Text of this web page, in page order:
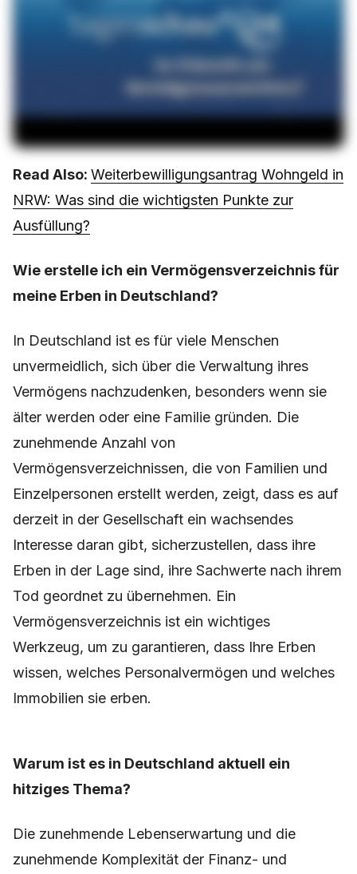
Read Also: Weiterbewilligungsantrag Wohngeld in
NRW: Was sind die wichtigsten Punkte zur
Ausfüllung?
Wie erstelle ich ein Vermögensverzeichnis für
meine Erben in Deutschland?
In Deutschland ist es für viele Menschen
unvermeidlich, sich über die Verwaltung ihres
Vermögens nachzudenken, besonders wenn sie
älter werden oder eine Familie gründen. Die
zunehmende Anzahl von
Vermögensverzeichnissen, die von Familien und
Einzelpersonen erstellt werden, zeigt, dass es auf
derzeit in der Gesellschaft ein wachsendes
Interesse daran gibt, sicherzustellen, dass ihre
Erben in der Lage sind, ihre Sachwerte nach ihrem
Tod geordnet zu übernehmen. Ein
Vermögensverzeichnis ist ein wichtiges
Werkzeug, um zu garantieren, dass Ihre Erben
wissen, welches Personalvermögen und welches
Immobilien sie erben.
Warum ist es in Deutschland aktuell ein
hitziges Thema?
Die zunehmende Lebenserwartung und die
zunehmende Komplexität der Finanz- und